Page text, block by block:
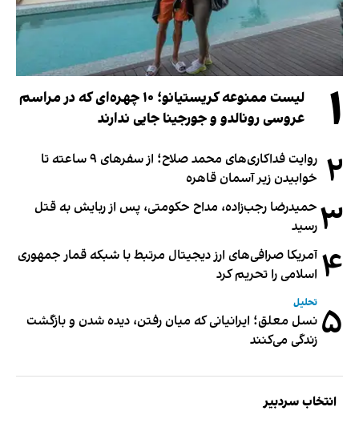
۱
لیست ممنوعه کریستیانو؛ ۱۰ چهره‌ای که در مراسم
عروسی رونالدو و جورجینا جایی ندارند
۲
روایت فداکاری‌های محمد صلاح؛ از سفرهای ۹ ساعته تا
خوابیدن زیر آسمان قاهره
۳ حمیدرضا رجب‌زاده، مداح حکومتی، پس از ربایش به قتل
رسید
۴ آمریکا صرافی‌های ارز دیجیتال مرتبط با شبکه قمار جمهوری
اسلامی را تحریم کرد
۵ تحلیل
نسل معلق؛ ایرانیانی که میان رفتن، دیده شدن و بازگشت
زندگی می‌کنند
انتخاب سردبیر